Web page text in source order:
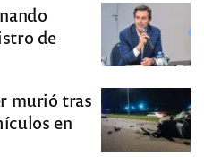
de
murió tras
en